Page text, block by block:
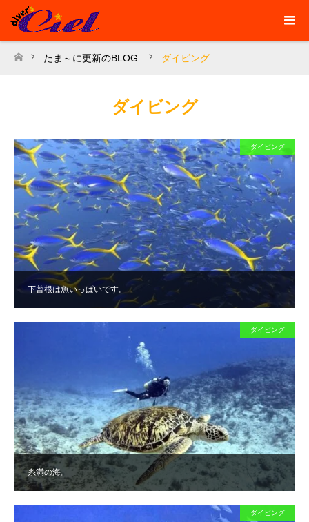
ホーム
たま～に更新のBLOG ダイビング
ダイビング
下曾根は魚いっぱいです。
ダイビング
糸満の海。
ダイビング
ダイビング